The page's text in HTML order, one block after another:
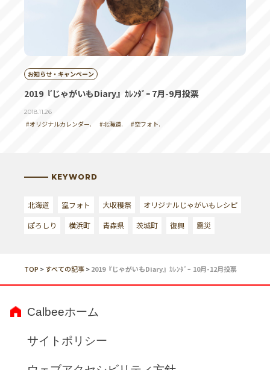
お知らせ・キャンペーン
2019『じゃがいもDiary』ｶﾚﾝﾀﾞｰ 7月-9月投票
2018.11.26
#オリジナルカレンダー. #北海道. #空フォト.
KEYWORD
北海道 空フォト 大収穫祭
オリジナルじゃがいもレシピ
ぽろしり
横浜町 青森県 茨城町 復興 震災
TOP >すべての記事>2019『じゃがいもDiary』ｶﾚﾝﾀﾞｰ 10月-12月投票
Calbeeホーム
サイトポリシー